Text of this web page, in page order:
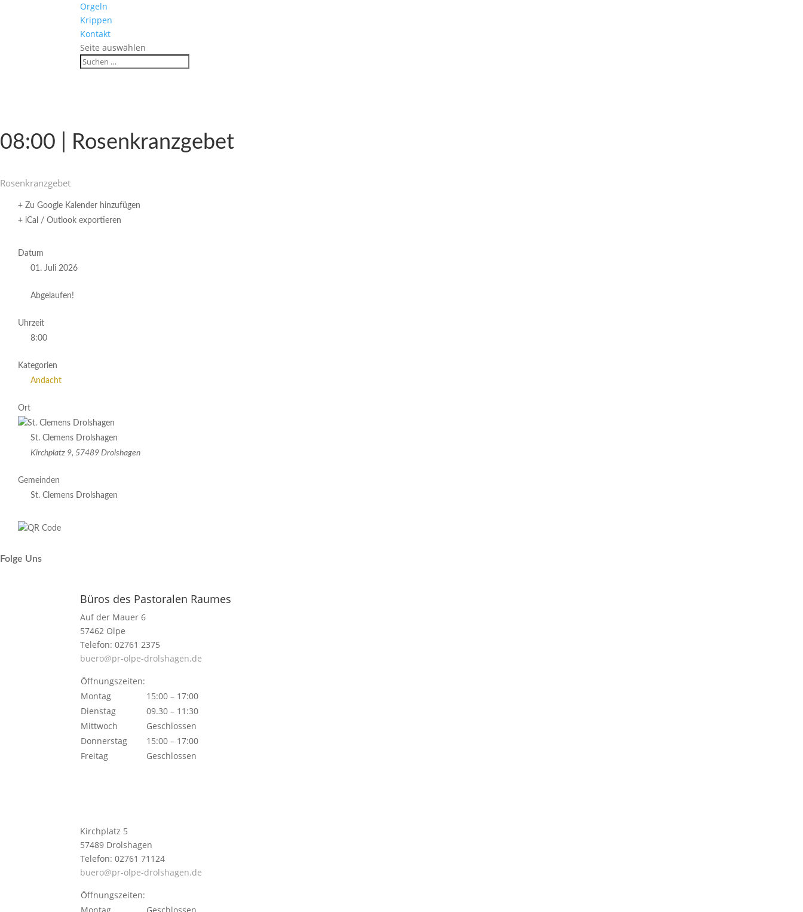
Orgeln
Krippen
Kontakt
Seite auswählen
08:00 | Rosenkranzgebet
Rosen­kranz­gebet
+ Zu Google Kalender hinzufügen
+ iCal / Outlook exportieren
Datum
01. Juli 2026
Abgelaufen!
Uhrzeit
8:00
Kategorien
Andacht
Ort
St. Clemens Drolshagen
Kirchplatz 9, 57489 Drolshagen
Gemeinden
St. Clemens Drolshagen
Folge Uns
Büros des Pastoralen Raumes
Auf der Mauer 6
57462 Olpe
Telefon: 02761 2375
buero@pr-olpe-drolshagen.de
Öffnungszeiten:
Montag
15:00 – 17:00
Dienstag
09.30 – 11:30
Mittwoch
Geschlossen
Donnerstag
15:00 – 17:00
Freitag
Geschlossen
Kirchplatz 5
57489 Drolshagen
Telefon: 02761 71124
buero@pr-olpe-drolshagen.de
Öffnungszeiten: